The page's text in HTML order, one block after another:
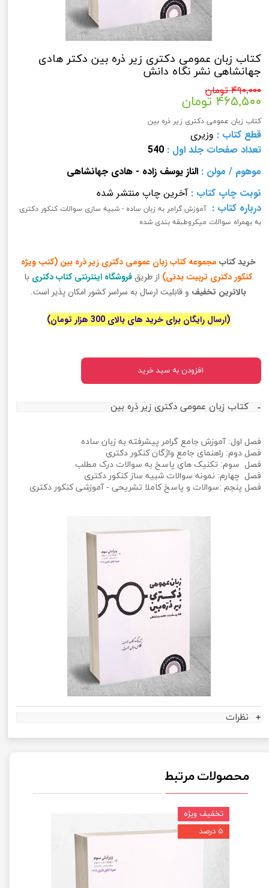
کتاب زبان عمومی دکتری زیر ذره بین دکتر هادی
جهانشاهی نشر نگاه دانش
۴۹۰,۰۰۰ تومان
۴۶۵,۵۰۰ تومان
کتاب زبان عمومی دکتری زیر ذره بین
قطع کتاب : وزیری
تعداد صفحات جلد اول :
540
موهوم / مولن : الناز یوسف زاده - هادی جهانشاهی
نوبت چاپ کتاب : آخرین چاپ منتشر شده
درباره کتاب : آموزش گرامر به زبان ساده - شبیه سازی سوالات کنکور دکتری
به بهمراه سوالات میکروطبقه بندی شده
خرید کتاب مجموعهکتاب زبان عمومی دکتری زیر ذره بین (کتب ویژه
کنکور دکتری تربیت بدنی) از طریق فروشگاه اینترنتی کتاب دکتری با
بالاترین تخفیف و قابلیت ارسال به سراسر کشور امکان پذیر است.
(ارسال رایگان برای خرید های بالای 300 هزار تومان)
افزودن به سبد خرید
کتاب زبان عمومی دکتری زیر ذره بین
فصل اول: آموزش جامع گرامر پیشرفته به زبان ساده
فصل دوم: راهنمای جامع واژگان کنکور دکتری
فصل سوم: تکنیک های پاسخ به سوالات درک مطلب
فصل چهارم: نمونه سوالات شبیه ساز کنکور دکتری
فصل پنجم :سوالات و پاسخ کاملا تشریحی - آموزشی کنکور دکتری
نظرات
محصولات مرتبط
تخفیف ویژه
۵ درصد